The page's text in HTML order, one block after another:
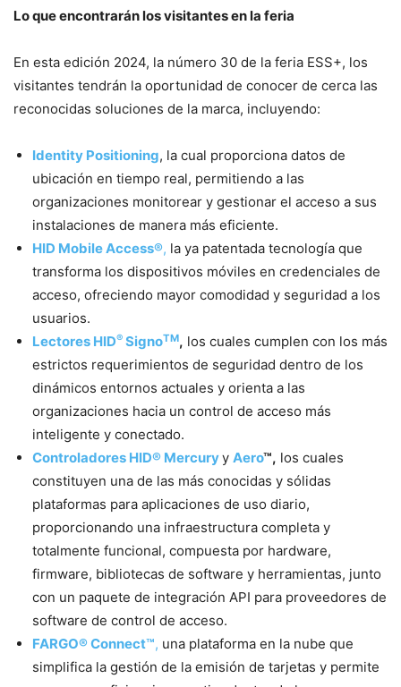
Lo que encontrarán los visitantes en la feria
En esta edición 2024, la número 30 de la feria ESS+, los
visitantes tendrán la oportunidad de conocer de cerca las
reconocidas soluciones de la marca, incluyendo:
Identity Positioning, la cual proporciona datos de
ubicación en tiempo real, permitiendo a las
organizaciones monitorear y gestionar el acceso a sus
instalaciones de manera más eficiente.
HID Mobile Access®, la ya patentada tecnología que
transforma los dispositivos móviles en credenciales de
acceso, ofreciendo mayor comodidad y seguridad a los
usuarios.
Lectores HID® SignoTM, los cuales cumplen con los más
estrictos requerimientos de seguridad dentro de los
dinámicos entornos actuales y orienta a las
organizaciones hacia un control de acceso más
inteligente y conectado.
Controladores HID® Mercuryy Aero™, los cuales
constituyen una de las más conocidas y sólidas
plataformas para aplicaciones de uso diario,
proporcionando una infraestructura completa y
totalmente funcional, compuesta por hardware,
firmware, bibliotecas de software y herramientas, junto
con un paquete de integración API para proveedores de
software de control de acceso.
FARGO® Connect™, una plataforma en la nube que
simplifica la gestión de la emisión de tarjetas y permite